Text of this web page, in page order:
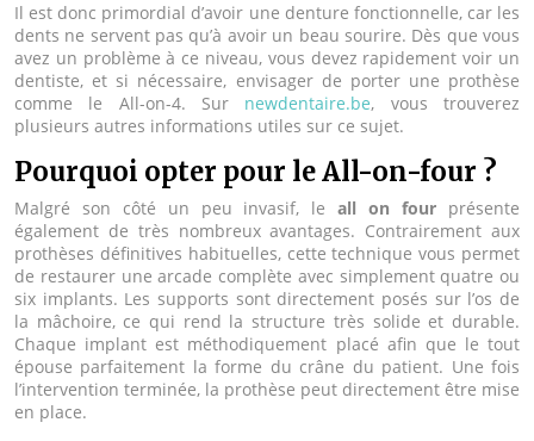
Il est donc primordial d’avoir une denture fonctionnelle, car les
dents ne servent pas qu’à avoir un beau sourire. Dès que vous
avez un problème à ce niveau, vous devez rapidement voir un
dentiste, et si nécessaire, envisager de porter une prothèse
comme le All-on-4. Sur newdentaire.be, vous trouverez
plusieurs autres informations utiles sur ce sujet.
Pourquoi opter pour le All-on-four ?
Malgré son côté un peu invasif, leall on four présente
également de très nombreux avantages. Contrairement aux
prothèses définitives habituelles, cette technique vous permet
de restaurer une arcade complète avec simplement quatre ou
six implants. Les supports sont directement posés sur l’os de
la mâchoire, ce qui rend la structure très solide et durable.
Chaque implant est méthodiquement placé afin que le tout
épouse parfaitement la forme du crâne du patient. Une fois
l’intervention terminée, la prothèse peut directement être mise
en place.